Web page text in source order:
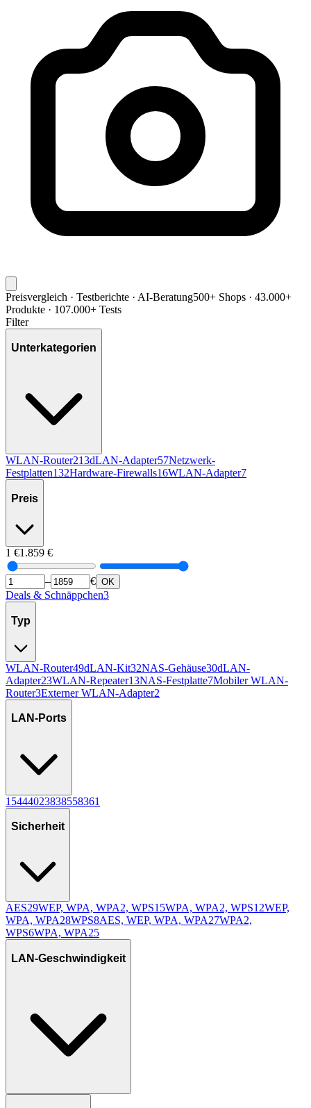
Preisvergleich · Testberichte · AI-Beratung500+ Shops · 43.000+
Produkte · 107.000+ Tests
Filter
Unterkategorien
WLAN-Router213dLAN-Adapter57Netzwerk-
Festplatten132Hardware-Firewalls16WLAN-Adapter7
Preis
1 €1.859 €
– € OK
Deals & Schnäppchen3
Typ
WLAN-Router49dLAN-Kit32NAS-Gehäuse30dLAN-
Adapter23WLAN-Repeater13NAS-Festplatte7Mobiler WLAN-
Router3Externer WLAN-Adapter2
LAN-Ports
1 5444023838558361
Sicherheit
AES29WEP, WPA, WPA2, WPS15WPA, WPA2, WPS12WEP,
WPA, WPA28WPS8AES, WEP, WPA, WPA27WPA2,
WPS6WPA, WPA25
LAN-Geschwindigkeit